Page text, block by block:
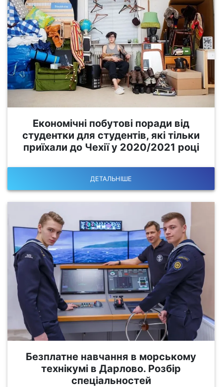
Економічні побутові поради від
студентки для студентів, які тільки
приїхали до Чехії у 2020/2021 році
ДЕТАЛЬНІШЕ
Безплатне навчання в морському
технікумі в Дарлово. Розбір
спеціальностей